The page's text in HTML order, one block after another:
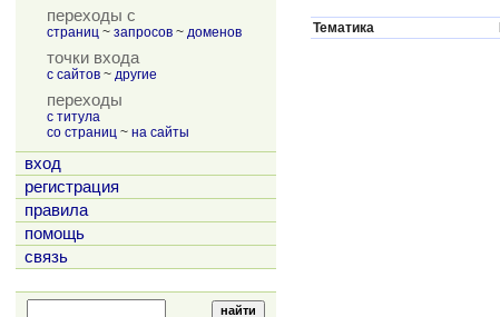
переходы с
страниц ~ запросов ~ доменов
точки входа
с сайтов ~ другие
переходы
с титула
со страниц ~ на сайты
вход
регистрация
правила
помощь
связь
Тематика